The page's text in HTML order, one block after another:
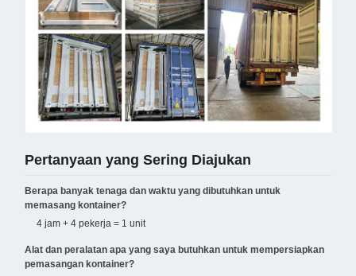
Pertanyaan yang Sering Diajukan
Berapa banyak tenaga dan waktu yang dibutuhkan untuk
memasang kontainer?
4 jam + 4 pekerja = 1 unit
Alat dan peralatan apa yang saya butuhkan untuk mempersiapkan
pemasangan kontainer?